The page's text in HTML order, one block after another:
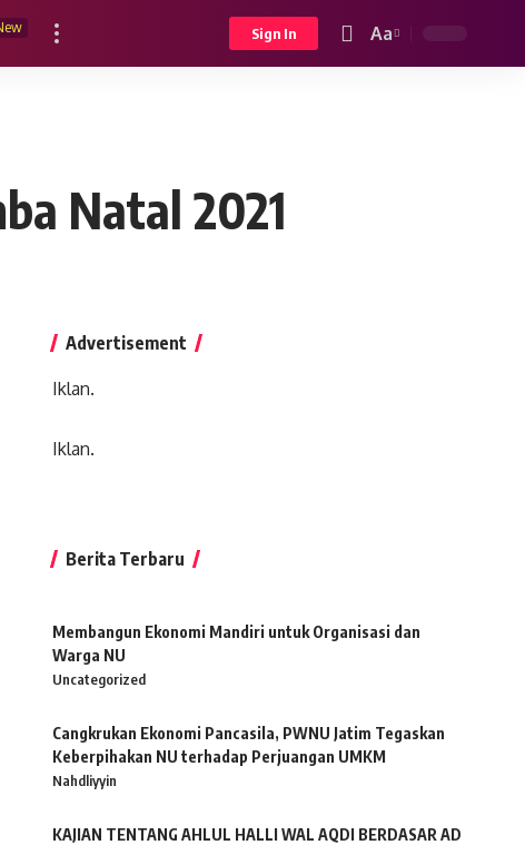
Sign In
Font
Aa
Natal 2021
Advertisement
Iklan.
Iklan.
Berita Terbaru
Membangun Ekonomi Mandiri untuk Organisasi dan
Warga NU
Uncategorized
Cangkrukan Ekonomi Pancasila, PWNU Jatim Tegaskan
Keberpihakan NU terhadap Perjuangan UMKM
Nahdliyyin
KAJIAN TENTANG AHLUL HALLI WAL AQDI BERDASAR AD